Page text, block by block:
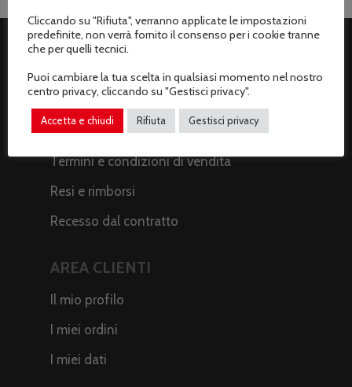
ASSISTENZA CLIENTI
Spedizioni
Metodi di pagamento
Termini e condizioni di vendita
Resi e rimborsi
Recesso dal contratto
AREA CLIENTI
Il mio profilo
I miei ordini
I miei dati
Cliccando su "Rifiuta", verranno applicate le impostazioni
predefinite, non verrà fornito il consenso per i cookie tranne
che per quelli tecnici.
Puoi cambiare la tua scelta in qualsiasi momento nel nostro
centro privacy, cliccando su "Gestisci privacy".
Accetta e chiudi Rifiuta Gestisci privacy